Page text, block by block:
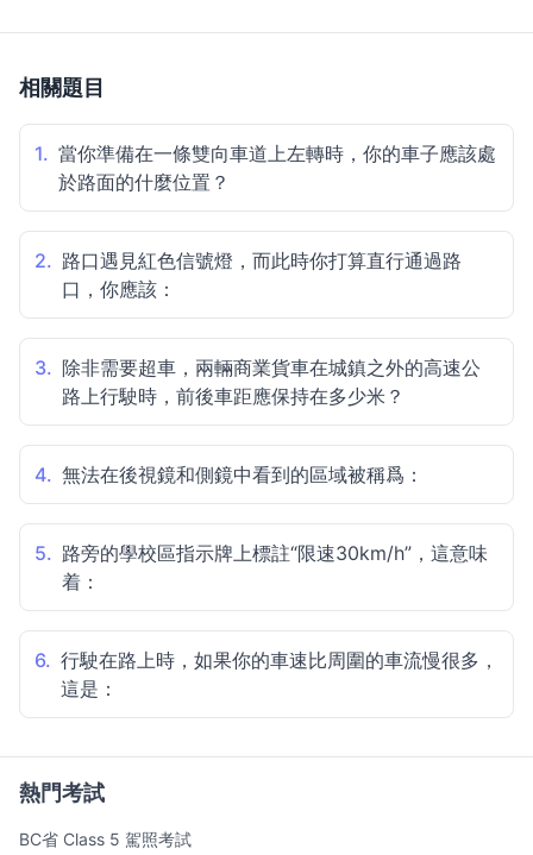
相關題目
1. 當你準備在一條雙向車道上左轉時，你的車子應該處
於路面的什麼位置？
2. 路口遇見紅色信號燈，而此時你打算直行通過路
口，你應該：
3. 除非需要超車，兩輛商業貨車在城鎮之外的高速公
路上行駛時，前後車距應保持在多少米？
4. 無法在後視鏡和側鏡中看到的區域被稱爲：
5. 路旁的學校區指示牌上標註“限速30km/h”，這意味
着：
6. 行駛在路上時，如果你的車速比周圍的車流慢很多，
這是：
熱門考試
BC省 Class 5 駕照考試